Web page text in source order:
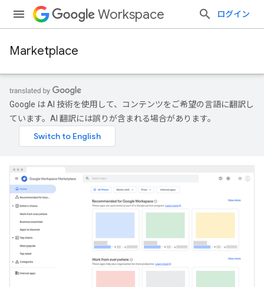
Workspace ログイン
Marketplace
Google は AI 技術を使用して、コンテンツをご希望の言語に翻訳し
ています。AI 翻訳には誤りが含まれる場合があります。